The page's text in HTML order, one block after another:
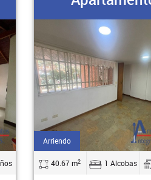
Arriendo
40.67 m2 1 Alcobas